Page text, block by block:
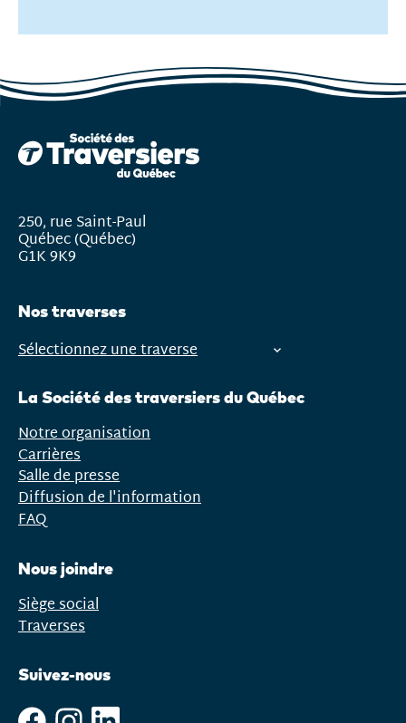
250, rue Saint-Paul
Québec (Québec)
G1K 9K9
Nos traverses
Ouvrir
menu
Sélectionnez une traverse
La Société des traversiers du Québec
Notre organisation
Carrières
Salle de presse
Diffusion de l'information
FAQ
Nous joindre
Siège social
Traverses
Suivez-nous